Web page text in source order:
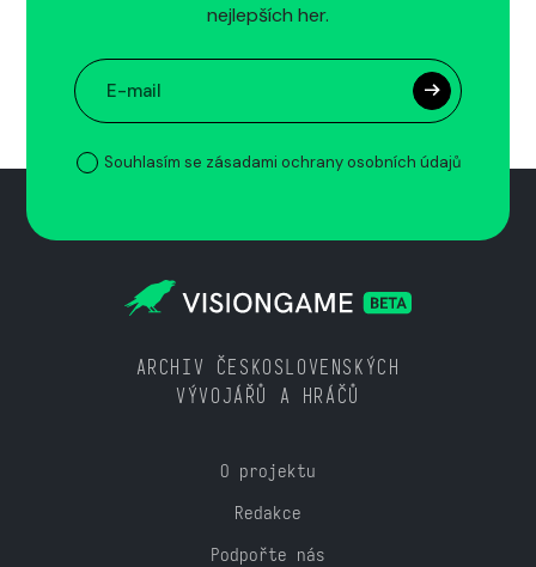
nejlepších her.
Souhlasím se zásadami ochrany osobních údajů
ARCHIV ČESKOSLOVENSKÝCH
VÝVOJÁŘŮ A HRÁČŮ
O projektu
Redakce
Podpořte nás